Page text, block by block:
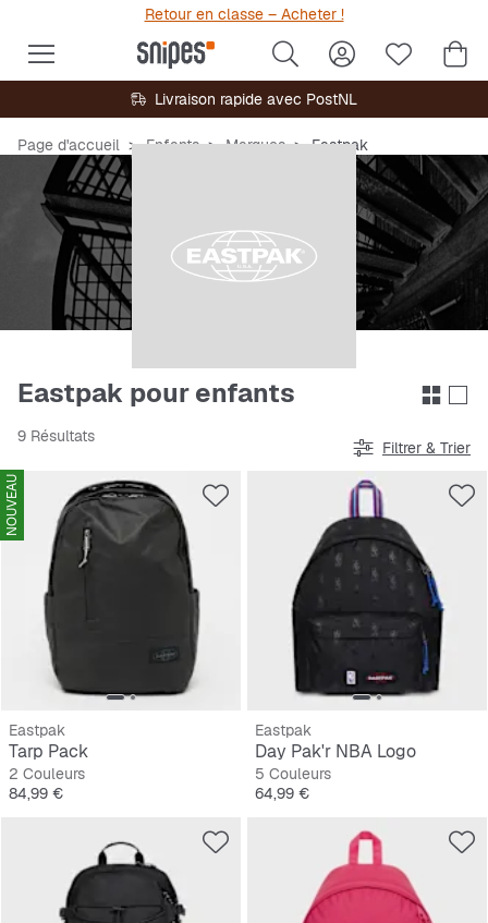
Retour en classe – Acheter !
Livraison rapide avec PostNL
Page d'accueil Enfants Marques Eastpak
Eastpak pour enfants
9 Résultats
Filtrer & Trier
NOUVEAU
Eastpak
Tarp Pack
2 Couleurs
Prix
84,99 €
Eastpak
Day Pak'r NBA Logo
5 Couleurs
Prix
64,99 €